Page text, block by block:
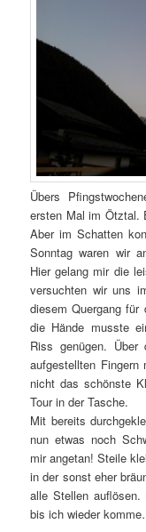
Übers
ersten Mal im Ötztal.
Aber im Schatten
Sonntag waren wir
Hier gelang mir die
versuchten wir uns
diesem Quergang
die Hände musste
Riss genügen.
aufgestellten Fingern
nicht das schönste
Tour in der Tasche.
Mit bereits
nun etwas noch
mir angetan! Steile
in der sonst eher
alle Stellen
bis ich wieder